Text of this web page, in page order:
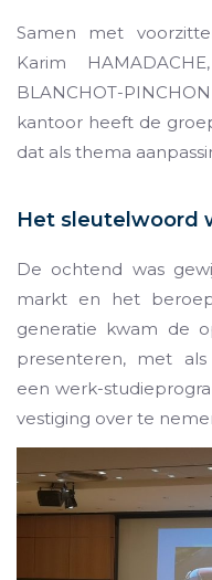
Samen met
Karim
BLANCHOT-
kantoor heeft de
dat als thema
Het sleutelwoord
De ochtend was
markt en het
generatie kwam de
presenteren, met
een werk-
vestiging over te